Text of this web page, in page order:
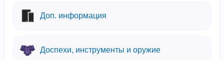
Доп. информация
Доспехи, инструменты и оружие